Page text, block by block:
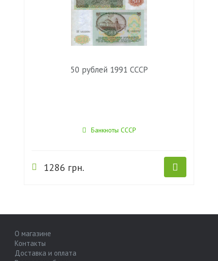
50 рублей 1991 СССР
Банкноты СССР
1286 грн.
О магазине
Контакты
Доставка и оплата